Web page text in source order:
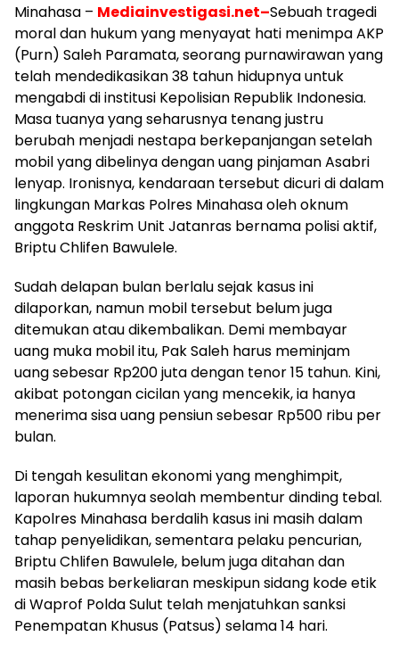
Minahasa – Mediainvestigasi.net–Sebuah tragedi
moral dan hukum yang menyayat hati menimpa AKP
(Purn) Saleh Paramata, seorang purnawirawan yang
telah mendedikasikan 38 tahun hidupnya untuk
mengabdi di institusi Kepolisian Republik Indonesia.
Masa tuanya yang seharusnya tenang justru
berubah menjadi nestapa berkepanjangan setelah
mobil yang dibelinya dengan uang pinjaman Asabri
lenyap. Ironisnya, kendaraan tersebut dicuri di dalam
lingkungan Markas Polres Minahasa oleh oknum
anggota Reskrim Unit Jatanras bernama polisi aktif,
Briptu Chlifen Bawulele.
Sudah delapan bulan berlalu sejak kasus ini
dilaporkan, namun mobil tersebut belum juga
ditemukan atau dikembalikan. Demi membayar
uang muka mobil itu, Pak Saleh harus meminjam
uang sebesar Rp200 juta dengan tenor 15 tahun. Kini,
akibat potongan cicilan yang mencekik, ia hanya
menerima sisa uang pensiun sebesar Rp500 ribu per
bulan.
Di tengah kesulitan ekonomi yang menghimpit,
laporan hukumnya seolah membentur dinding tebal.
Kapolres Minahasa berdalih kasus ini masih dalam
tahap penyelidikan, sementara pelaku pencurian,
Briptu Chlifen Bawulele, belum juga ditahan dan
masih bebas berkeliaran meskipun sidang kode etik
di Waprof Polda Sulut telah menjatuhkan sanksi
Penempatan Khusus (Patsus) selama 14 hari.